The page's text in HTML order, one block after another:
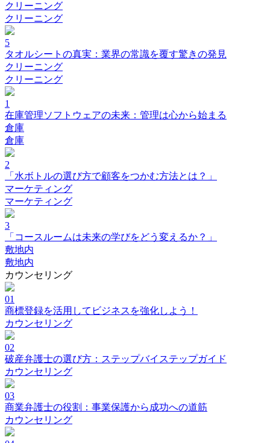
クリーニング
クリーニング
5
タオルシートの真実：業界の常識を覆す驚きの発見
クリーニング
クリーニング
1
在庫管理ソフトウェアの未来：管理は心から始まる
倉庫
倉庫
2
「水ボトルの選び方で顧客をつかむ方法とは？」
マーケティング
マーケティング
3
「コースルームは未来の学びをどう変えるか？」
敷地内
敷地内
カウンセリング
01
商標登録を活用してビジネスを強化しよう！
カウンセリング
02
破産弁護士の選び方：ステップバイステップガイド
カウンセリング
03
商業弁護士の役割：事業保護から成功への道筋
カウンセリング